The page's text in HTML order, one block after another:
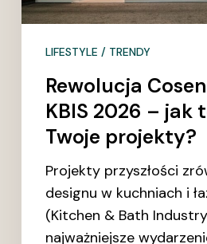
jak
zmieni
Twoje
projekty?
LIFESTYLE / TRENDY
Rewolucja
KBIS 2026 – jak
Twoje projekty?
Projekty przyszłości
designu w kuchniach i
(Kitchen & Bath
najważniejsze